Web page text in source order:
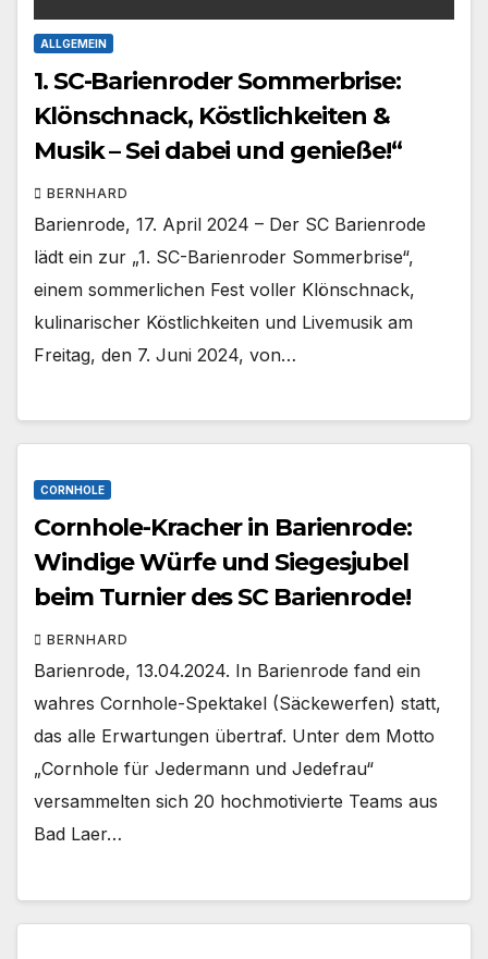
ALLGEMEIN
1. SC-Barienroder Sommerbrise:
Klönschnack, Köstlichkeiten &
Musik – Sei dabei und genieße!“
BERNHARD
Barienrode, 17. April 2024 – Der SC Barienrode
lädt ein zur „1. SC-Barienroder Sommerbrise“,
einem sommerlichen Fest voller Klönschnack,
kulinarischer Köstlichkeiten und Livemusik am
Freitag, den 7. Juni 2024, von…
CORNHOLE
Cornhole-Kracher in Barienrode:
Windige Würfe und Siegesjubel
beim Turnier des SC Barienrode!
BERNHARD
Barienrode, 13.04.2024. In Barienrode fand ein
wahres Cornhole-Spektakel (Säckewerfen) statt,
das alle Erwartungen übertraf. Unter dem Motto
„Cornhole für Jedermann und Jedefrau“
versammelten sich 20 hochmotivierte Teams aus
Bad Laer…